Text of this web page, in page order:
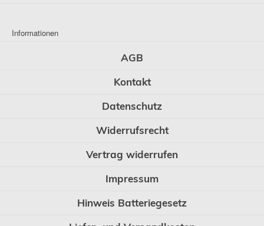
Informationen
AGB
Kontakt
Datenschutz
Widerrufsrecht
Vertrag widerrufen
Impressum
Hinweis Batteriegesetz